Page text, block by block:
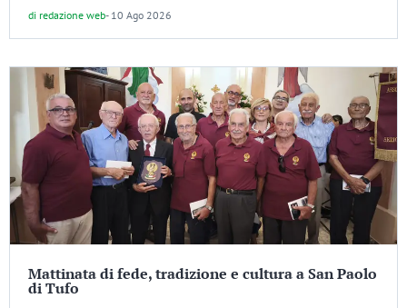
di redazione web- 10 Ago 2026
Mattinata di fede, tradizione e cultura a San Paolo
di Tufo